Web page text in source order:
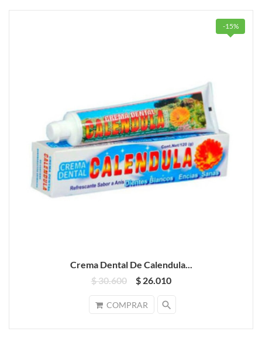
Crema Dental De Calendula...
$ 30.600
$ 26.010
COMPRAR search
-15%